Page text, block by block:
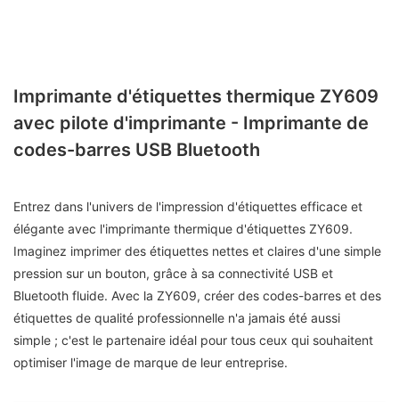
Imprimante d'étiquettes thermique ZY609
avec pilote d'imprimante - Imprimante de
codes-barres USB Bluetooth
Entrez dans l'univers de l'impression d'étiquettes efficace et
élégante avec l'imprimante thermique d'étiquettes ZY609.
Imaginez imprimer des étiquettes nettes et claires d'une simple
pression sur un bouton, grâce à sa connectivité USB et
Bluetooth fluide. Avec la ZY609, créer des codes-barres et des
étiquettes de qualité professionnelle n'a jamais été aussi
simple ; c'est le partenaire idéal pour tous ceux qui souhaitent
optimiser l'image de marque de leur entreprise.